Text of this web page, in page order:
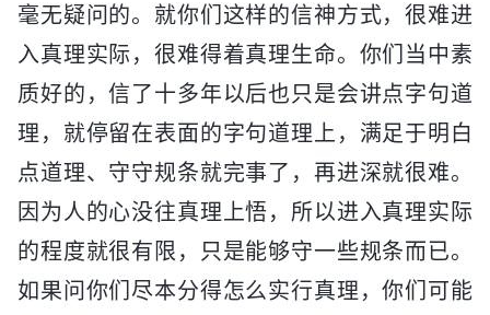
毫无疑问的。就你们这样的信神方式，很难进
入真理实际，很难得着真理生命。你们当中素
质好的，信了十多年以后也只是会讲点字句道
理，就停留在表面的字句道理上，满足于明白
点道理、守守规条就完事了，再进深就很难。
因为人的心没往真理上悟，所以进入真理实际
的程度就很有限，只是能够守一些规条而已。
如果问你们尽本分得怎么实行真理，你们可能